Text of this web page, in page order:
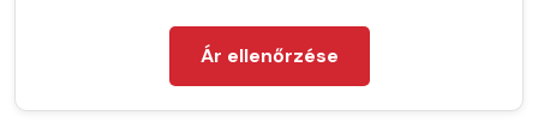
Ár ellenőrzése